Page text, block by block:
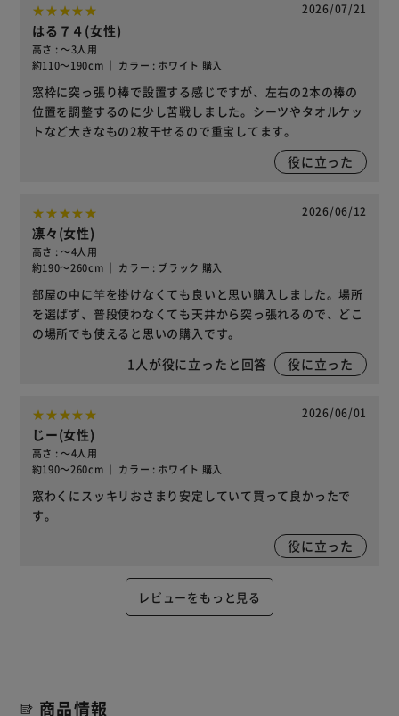
2026/07/21
はる７４(女性)
高さ : ～3人用
約110～190cm ｜ カラー : ホワイト 購入
窓枠に突っ張り棒で設置する感じですが、左右の2本の棒の
位置を調整するのに少し苦戦しました。シーツやタオルケッ
トなど大きなもの2枚干せるので重宝してます。
役に立った
2026/06/12
凛々(女性)
高さ : ～4人用
約190～260cm ｜ カラー : ブラック 購入
部屋の中に竿を掛けなくても良いと思い購入しました。場所
を選ばず、普段使わなくても天井から突っ張れるので、どこ
の場所でも使えると思いの購入です。
1 人が役に立ったと回答 役に立った
2026/06/01
じー(女性)
高さ : ～4人用
約190～260cm ｜ カラー : ホワイト 購入
窓わくにスッキリおさまり安定していて買って良かったで
す。
役に立った
レビューをもっと見る
商品情報